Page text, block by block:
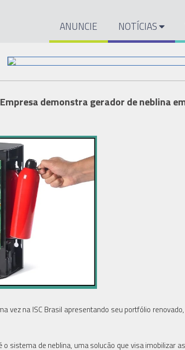
ANUNCIE NOTÍCIAS
Empresa demonstra gerador de neblina
vez na ISC Brasil apresentando seu portfólio
sistema de neblina, uma solucão que visa imobilizar